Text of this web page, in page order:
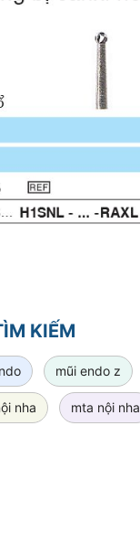
KIẾM
mũi endo z
nha mta nội nha